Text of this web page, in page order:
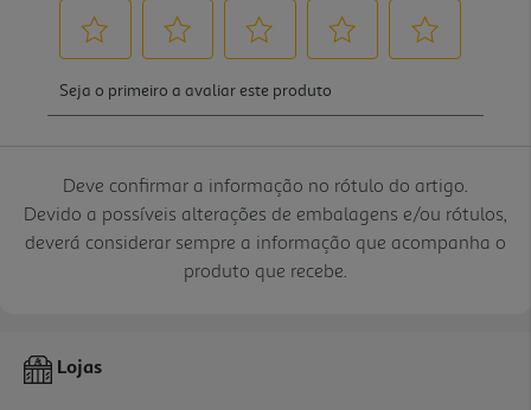
Deve confirmar a informação no rótulo do artigo.
Devido a possíveis alterações de embalagens e/ou rótulos,
deverá considerar sempre a informação que acompanha o
produto que recebe.
Lojas